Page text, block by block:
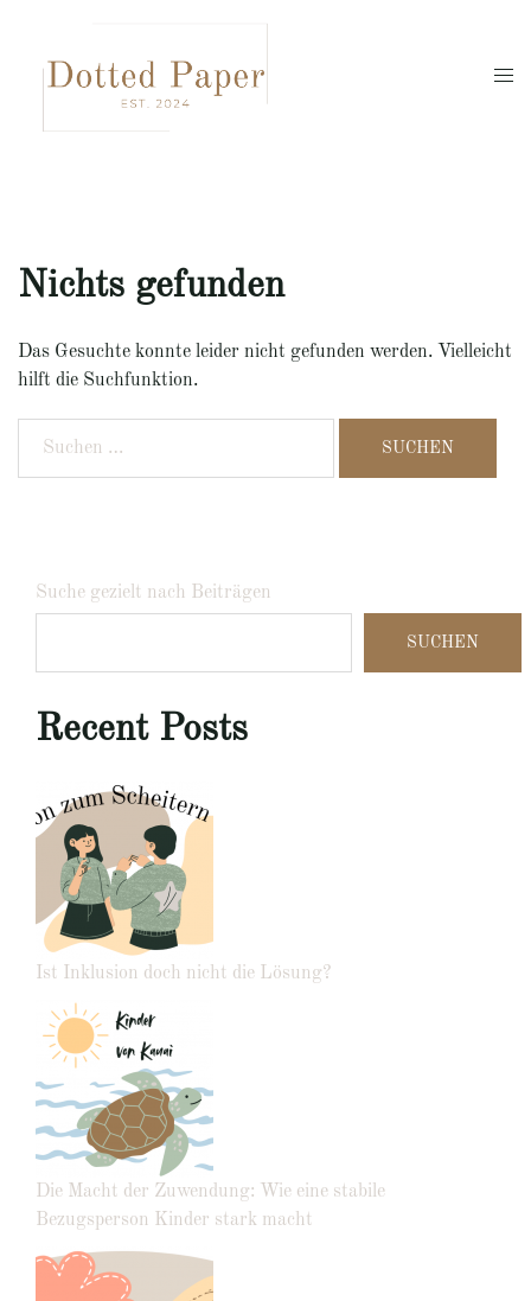
springen
Nichts gefunden
Das Gesuchte konnte leider nicht gefunden werden. Vielleicht
hilft die Suchfunktion.
Suche gezielt nach Beiträgen
SUCHEN
Recent Posts
Ist Inklusion doch nicht die Lösung?
Die Macht der Zuwendung: Wie eine stabile
Bezugsperson Kinder stark macht